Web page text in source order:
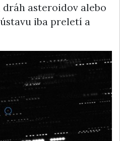
asteroidov alebo
iba preletí a